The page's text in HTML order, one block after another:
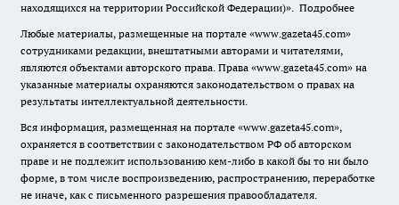
находящихся на территории Российской Федерации)». Подробнее
Любые материалы, размещенные на портале «www.gazeta45.com»
сотрудниками редакции, внештатными авторами и читателями,
являются объектами авторского права. Права «www.gazeta45.com» на
указанные материалы охраняются законодательством о правах на
результаты интеллектуальной деятельности.
Вся информация, размещенная на портале «www.gazeta45.com»,
охраняется в соответствии с законодательством РФ об авторском
праве и не подлежит использованию кем-либо в какой бы то ни было
форме, в том числе воспроизведению, распространению, переработке
не иначе, как с письменного разрешения правообладателя.